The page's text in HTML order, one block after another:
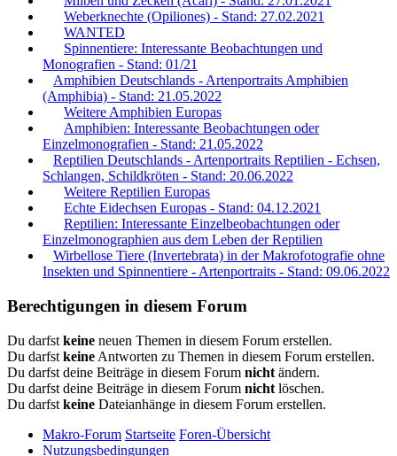
Weberknechte (Opiliones) - Stand: 27.02.2021
WANTED
Spinnentiere: Interessante Beobachtungen und
Monografien - Stand: 01/21
Amphibien Deutschlands - Artenportraits Amphibien
(Amphibia) - Stand: 21.05.2022
Weitere Amphibien Europas
Amphibien: Interessante Beobachtungen oder
Einzelmonografien - Stand: 21.05.2022
Reptilien Deutschlands - Artenportraits Reptilien - Echsen,
Schlangen, Schildkröten - Stand: 20.06.2022
Weitere Reptilien Europas
Echte Eidechsen Europas - Stand: 04.12.2021
Reptilien: Interessante Einzelbeobachtungen oder
Einzelmonographien aus dem Leben der Reptilien
Wirbellose Tiere (Invertebrata) in der Makrofotografie ohne
Insekten und Spinnentiere - Artenportraits - Stand: 09.06.2022
Berechtigungen in diesem Forum
Du darfst keine neuen Themen in diesem Forum erstellen.
Du darfst keine Antworten zu Themen in diesem Forum erstellen.
Du darfst deine Beiträge in diesem Forum nicht ändern.
Du darfst deine Beiträge in diesem Forum nicht löschen.
Du darfst keine Dateianhänge in diesem Forum erstellen.
Makro-Forum Startseite Foren-Übersicht
Nutzungsbedingungen